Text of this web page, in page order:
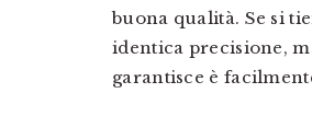
buona qualità. Se si
identica precisione,
garantisce è